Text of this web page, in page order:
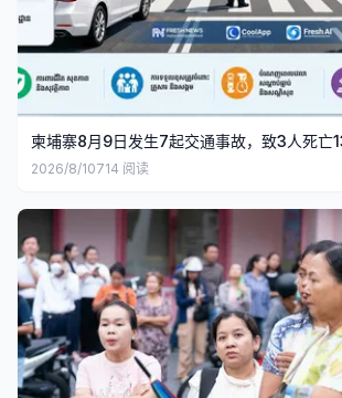
柬埔寨8月9日发生7起交通事故，致3人死亡
2026/8/10714 阅读